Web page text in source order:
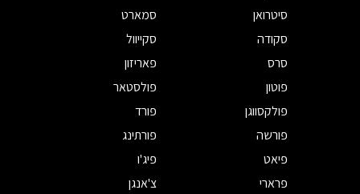
סיטרואן
סמארט
סקודה
סקייוול
סרס
פאריזון
פוטון
פולסטאר
פולקסווגן
פורד
פורשה
פורתינג
פיאט
פיג'ו
פרארי
צ'אנגן